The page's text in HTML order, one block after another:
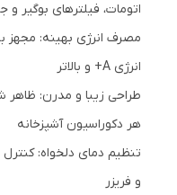
اتومات، فیلترهای بوگیر و
مصرف انرژی بهینه: مجهز
انرژی A+ و بالاتر
طراحی زیبا و مدرن:
هر دکوراسیون آشپزخانه
تنظیم دمای دلخواه:
و فریزر